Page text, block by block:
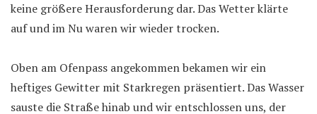
keine größere Herausforderung dar. Das Wetter klärte
auf und im Nu waren wir wieder trocken.
Oben am Ofenpass angekommen bekamen wir ein
heftiges Gewitter mit Starkregen präsentiert. Das Wasser
sauste die Straße hinab und wir entschlossen uns, der